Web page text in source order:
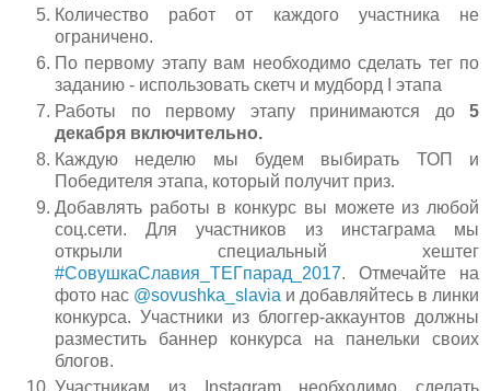
Количество работ от каждого участника не
ограничено.
По первому этапу вам необходимо сделать тег по
заданию - использовать скетч и мудборд I этапа
Работы по первому этапу принимаются до5
декабря включительно.
Каждую неделю мы будем выбирать ТОП и
Победителя этапа, который получит приз.
Добавлять работы в конкурс вы можете из любой
соц.сети. Для участников из инстаграма мы
открыли специальный хештег
#СовушкаСлавия_ТЕГпарад_2017. Отмечайте на
фото нас @sovushka_slavia и добавляйтесь в линки
конкурса. Участники из блоггер-аккаунтов должны
разместить баннер конкурса на панельки своих
блогов.